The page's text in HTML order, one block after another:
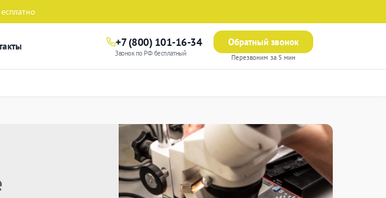
+7 (800) 101-16-34
Звонок по РФ бесплатный
Обратный звонок
Перезвоним за 5 мин